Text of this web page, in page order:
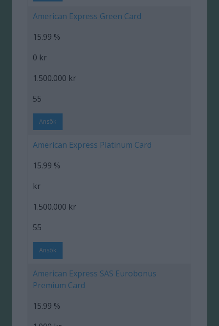
American Express Green Card
15.99 %
0 kr
1.500.000 kr
55
Ansök
American Express Platinum Card
15.99 %
kr
1.500.000 kr
55
Ansök
American Express SAS Eurobonus
Premium Card
15.99 %